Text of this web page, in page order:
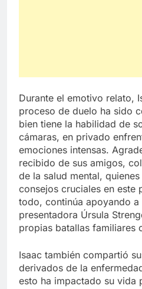
Durante el emotivo relato,
proceso de duelo ha sido
bien tiene la habilidad de
cámaras, en privado
emociones intensas.
recibido de sus amigos,
de la salud mental,
consejos cruciales en este
todo, continúa apoyando a
presentadora Úrsula
propias batallas familiares
Isaac también compartió
derivados de la
esto ha impactado su vida